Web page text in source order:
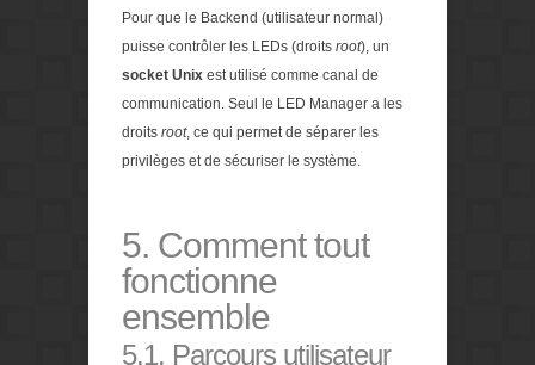
Pour que le Backend (utilisateur normal)
puisse contrôler les LEDs (droits root), un
socket Unix est utilisé comme canal de
communication. Seul le LED Manager a les
droits root, ce qui permet de séparer les
privilèges et de sécuriser le système.
5. Comment tout
fonctionne
ensemble
5.1. Parcours utilisateur